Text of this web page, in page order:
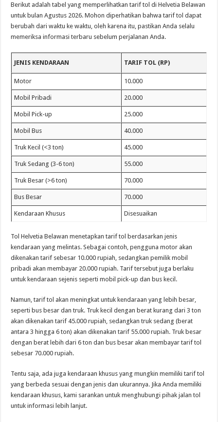
Berikut adalah tabel yang memperlihatkan tarif tol di Helvetia Belawan
untuk bulan Agustus 2026. Mohon diperhatikan bahwa tarif tol dapat
berubah dari waktu ke waktu, oleh karena itu, pastikan Anda selalu
memeriksa informasi terbaru sebelum perjalanan Anda.
JENIS KENDARAAN TARIF TOL (RP)
Motor 10.000
Mobil Pribadi 20.000
Mobil Pick-up 25.000
Mobil Bus 40.000
Truk Kecil (<3 ton) 45.000
Truk Sedang (3-6 ton) 55.000
Truk Besar (>6 ton) 70.000
Bus Besar 70.000
Kendaraan Khusus Disesuaikan
Tol Helvetia Belawan menetapkan tarif tol berdasarkan jenis
kendaraan yang melintas. Sebagai contoh, pengguna motor akan
dikenakan tarif sebesar 10.000 rupiah, sedangkan pemilik mobil
pribadi akan membayar 20.000 rupiah. Tarif tersebut juga berlaku
untuk kendaraan sejenis seperti mobil pick-up dan bus kecil.
Namun, tarif tol akan meningkat untuk kendaraan yang lebih besar,
seperti bus besar dan truk. Truk kecil dengan berat kurang dari 3 ton
akan dikenakan tarif 45.000 rupiah, sedangkan truk sedang (berat
antara 3 hingga 6 ton) akan dikenakan tarif 55.000 rupiah. Truk besar
dengan berat lebih dari 6 ton dan bus besar akan membayar tarif tol
sebesar 70.000 rupiah.
Tentu saja, ada juga kendaraan khusus yang mungkin memiliki tarif tol
yang berbeda sesuai dengan jenis dan ukurannya. Jika Anda memiliki
kendaraan khusus, kami sarankan untuk menghubungi pihak jalan tol
untuk informasi lebih lanjut.